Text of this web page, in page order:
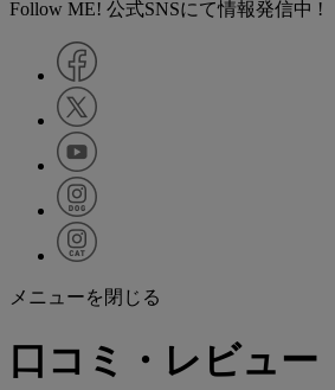
Follow ME! 公式SNSにて情報発信中 !
メニューを閉じる
口コミ・レビュー｜